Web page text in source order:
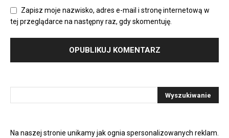
Zapisz moje nazwisko, adres e-mail i stronę internetową w
tej przeglądarce na następny raz, gdy skomentuję.
Na naszej stronie unikamy jak ognia spersonalizowanych reklam.